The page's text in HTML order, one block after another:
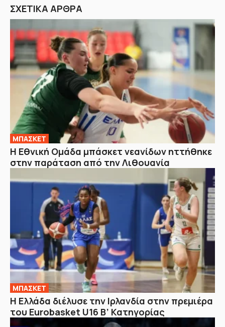
ΣΧΕΤΙΚΑ ΑΡΘΡΑ
ΜΠΑΣΚΕΤ
Η Εθνική Ομάδα μπάσκετ νεανίδων ηττήθηκε
στην παράταση από την Λιθουανία
ΜΠΑΣΚΕΤ
Η Ελλάδα διέλυσε την Ιρλανδία στην πρεμιέρα
του Eurobasket U16 Β’ Κατηγορίας